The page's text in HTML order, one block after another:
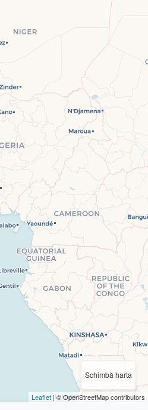
Schimbă harta
Leaflet | © OpenStreetMap contributors